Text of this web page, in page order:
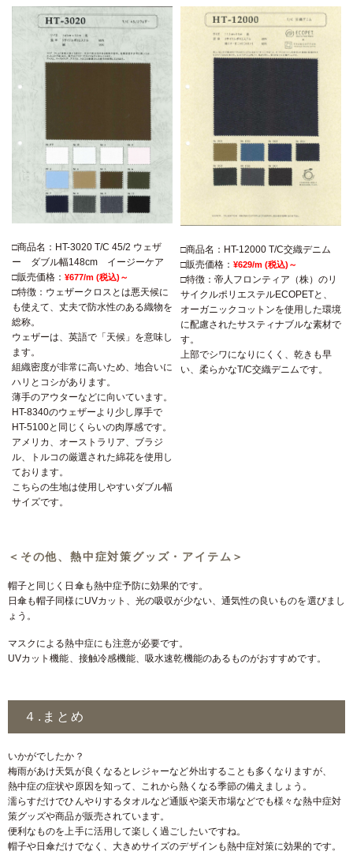
□商品名：HT-3020 T/C 45/2 ウェザ
ー ダブル幅148cm イージーケア
□販売価格： ¥677/m (税込)～
□特徴：ウェザークロスとは悪天候に
も使えて、丈夫で防水性のある織物を
総称。
ウェザーは、英語で「天候」を意味し
ます。
組織密度が非常に高いため、地合いに
ハリとコシがあります。
薄手のアウターなどに向いています。
HT-8340のウェザーより少し厚手で
HT-5100と同じくらいの肉厚感です。
アメリカ、オーストラリア、ブラジ
ル、トルコの厳選された綿花を使用し
ております。
こちらの生地は使用しやすいダブル幅
サイズです。
□商品名：HT-12000 T/C交織デニム
□販売価格： ¥629/m (税込)～
□特徴：帝人フロンティア（株）のリ
サイクルポリエステルECOPETと、
オーガニックコットンを使用した環境
に配慮されたサスティナブルな素材で
す。
上部でシワになりにくく、乾きも早
い、柔らかなT/C交織デニムです。
＜その他、熱中症対策グッズ・アイテム＞
帽子と同じく日傘も熱中症予防に効果的です。
日傘も帽子同様にUVカット、光の吸収が少ない、通気性の良いものを選びまし
ょう。
マスクによる熱中症にも注意が必要です。
UVカット機能、接触冷感機能、吸水速乾機能のあるものがおすすめです。
４.まとめ
いかがでしたか？
梅雨があけ天気が良くなるとレジャーなど外出することも多くなりますが、
熱中症の症状や原因を知って、これから熱くなる季節の備えましょう。
濡らすだけでひんやりするタオルなど通販や楽天市場などでも様々な熱中症対
策グッズや商品が販売されています。
便利なものを上手に活用して楽しく過ごしたいですね。
帽子や日傘だけでなく、大きめサイズのデザインも熱中症対策に効果的です。